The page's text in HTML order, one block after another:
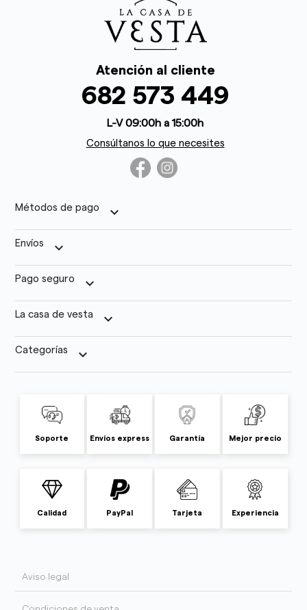
Atención al cliente
682 573 449
L-V 09:00h a 15:00h
Consúltanos lo que necesites
Métodos de pago keyboard_arrow_down
Envíos keyboard_arrow_down
Pago seguro keyboard_arrow_down
La casa de vesta keyboard_arrow_down
Categorías keyboard_arrow_down
Soporte Envíos express Garantía Mejor precio
Calidad PayPal Tarjeta Experiencia
Aviso legal